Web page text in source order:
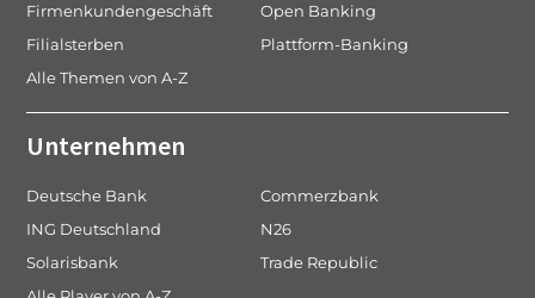
Firmenkundengeschäft
Open Banking
Filialsterben
Plattform-Banking
Alle Themen von A-Z
Unternehmen
Deutsche Bank
Commerzbank
ING Deutschland
N26
Solarisbank
Trade Republic